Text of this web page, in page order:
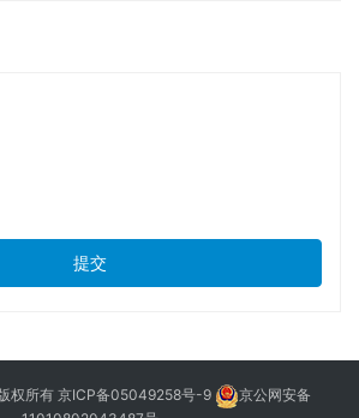
提交
权所有 京ICP备05049258号-9
京公网安备